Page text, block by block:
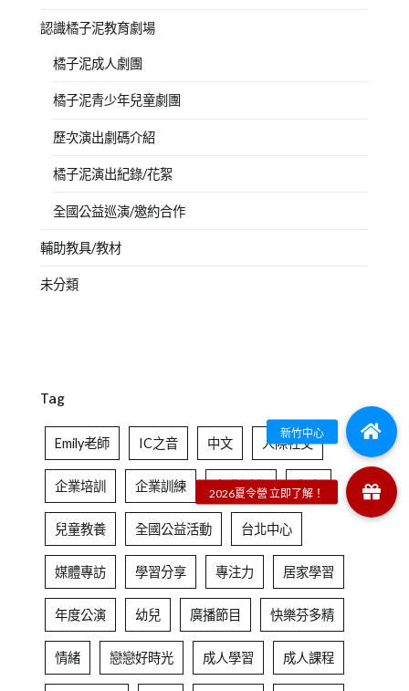
認識橘子泥教育劇場
橘子泥成人劇團
橘子泥青少年兒童劇團
歷次演出劇碼介紹
橘子泥演出紀錄/花絮
全國公益巡演/邀約合作
輔助教具/教材
未分類
Tag
Emily老師 IC之音 中文 人際社交
企業培訓 企業訓練 免費活動 兒童
兒童教養 全國公益活動 台北中心
媒體專訪 學習分享 專注力 居家學習
年度公演 幼兒 廣播節目 快樂芬多精
情緒 戀戀好時光 成人學習 成人課程